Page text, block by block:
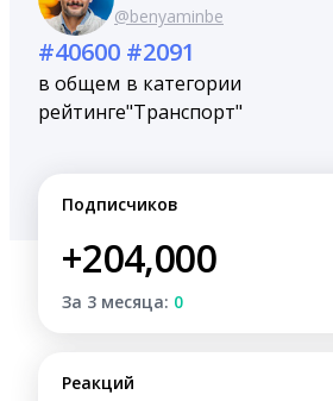
@benyaminbe
#40600
в общем
рейтинге
#2091
в категории
"Транспорт"
Подписчиков
+204,000
За 3 месяца: 0
Реакций